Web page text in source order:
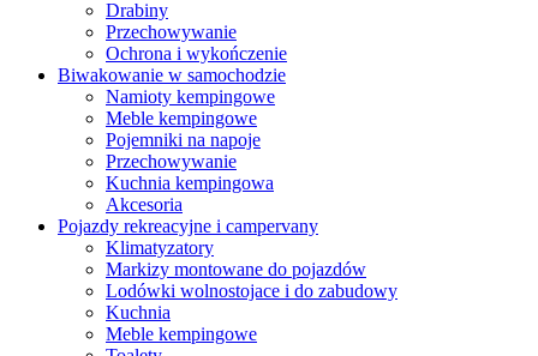
Drabiny
Przechowywanie
Ochrona i wykończenie
Biwakowanie w samochodzie
Namioty kempingowe
Meble kempingowe
Pojemniki na napoje
Przechowywanie
Kuchnia kempingowa
Akcesoria
Pojazdy rekreacyjne i campervany
Klimatyzatory
Markizy montowane do pojazdów
Lodówki wolnostojace i do zabudowy
Kuchnia
Meble kempingowe